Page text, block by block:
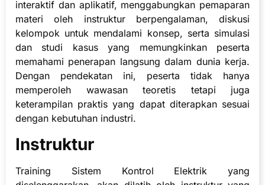
interaktif dan aplikatif, menggabungkan pemaparan
materi oleh instruktur berpengalaman, diskusi
kelompok untuk mendalami konsep, serta simulasi
dan studi kasus yang memungkinkan peserta
memahami penerapan langsung dalam dunia kerja.
Dengan pendekatan ini, peserta tidak hanya
memperoleh wawasan teoretis tetapi juga
keterampilan praktis yang dapat diterapkan sesuai
dengan kebutuhan industri.
Instruktur
Training Sistem Kontrol Elektrik yang